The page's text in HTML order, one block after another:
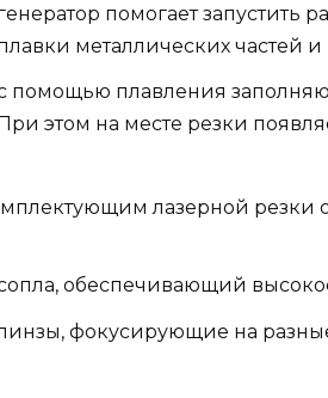
помогает запустить
металлических частей
помощью плавления
этом на месте резки
лазерной резки
обеспечивающий
фокусирующие на